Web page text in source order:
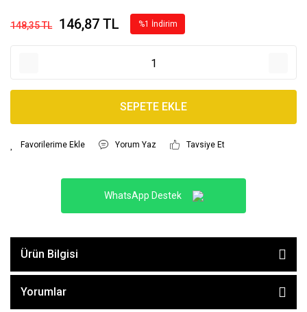
148,35 TL 146,87 TL %1 İndirim
SEPETE EKLE
Yorum Yaz Tavsiye Et
WhatsApp Destek
Ürün Bilgisi
Yorumlar